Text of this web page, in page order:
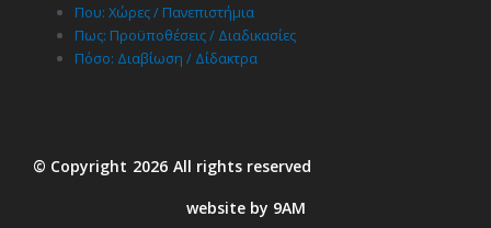
Που: Χώρες / Πανεπιστήμια
Πως: Προϋποθέσεις / Διαδικασίες
Πόσο: Διαβίωση / Δίδακτρα
© Copyright 2026 All rights reserved
website by 9AM